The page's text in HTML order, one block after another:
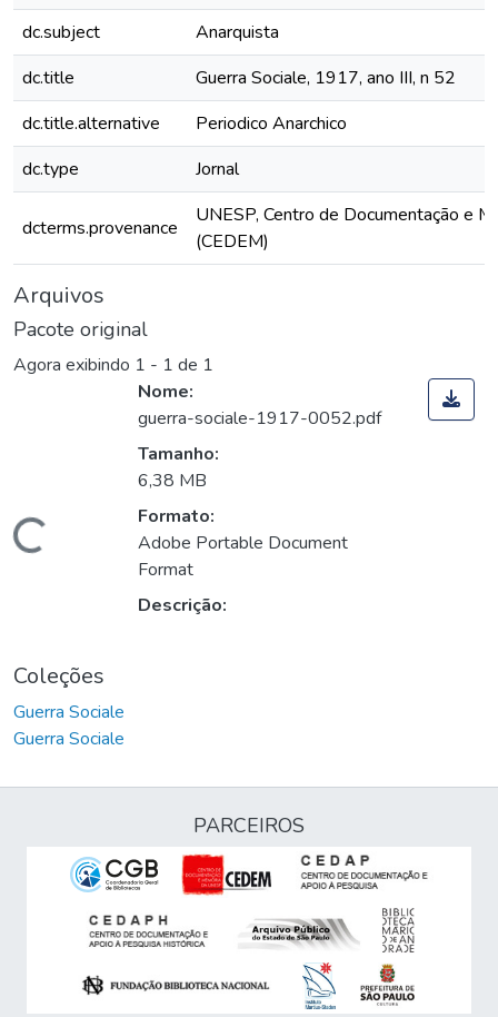
dc.subject
Anarquista
dc.title
Guerra Sociale, 1917, ano III, n 52
dc.title.alternative
Periodico Anarchico
dc.type
Jornal
dcterms.provenance
UNESP, Centro de Documentação e
(CEDEM)
Arquivos
Pacote original
Agora exibindo 1 - 1 de 1
Carregando...
Nome:
guerra-sociale-1917-0052.pdf
Tamanho:
6,38 MB
Formato:
Adobe Portable Document
Format
Descrição:
Coleções
Guerra Sociale
Guerra Sociale
PARCEIROS